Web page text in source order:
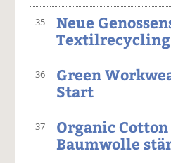
35
Neue
36
Green
Start
37
Organic
Baumwolle